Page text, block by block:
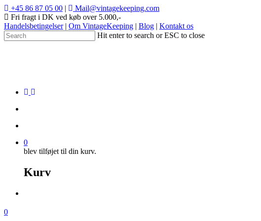
+45 86 87 05 00 |
Mail@vintagekeeping.com
Fri fragt i DK ved køb over 5.000,-
Handelsbetingelser| Om VintageKeeping | Blog | Kontakt os
Hit enter to search or ESC to close
0
blev tilføjet til din kurv.
Kurv
0